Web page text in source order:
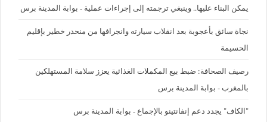
يمكن البناء عليها.. وينبغي ترجمته إلى إجراءات عملية - بوابة المدينة برس
نجاة سائق بأعجوبة بعد انقلاب سيارته وانجرافها من منحدر خطير بإقليم
الحسيمة
رصيف الصحافة: ضبط بيع المكملات الغذائية يعزز سلامة المستهلكين
بالمغرب - بوابة المدينة برس
"الكاف" يجدد دعم إنفانتينو بالإجماع - بوابة المدينة برس